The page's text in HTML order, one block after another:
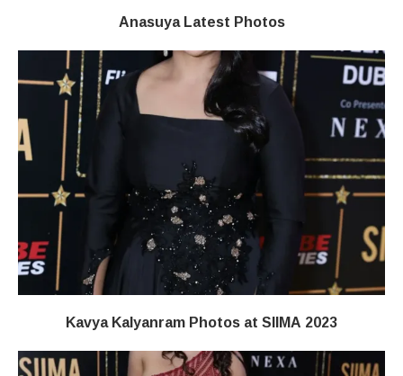
Anasuya Latest Photos
Kavya Kalyanram Photos at SIIMA 2023